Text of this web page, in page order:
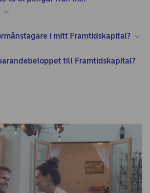
i mitt Framtidskapital?
till Framtidskapital?